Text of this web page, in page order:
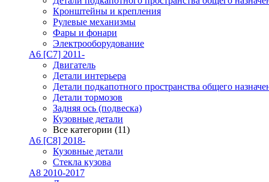
Кронштейны и крепления
Рулевые механизмы
Фары и фонари
Электрооборудование
A6 [C7] 2011-
Двигатель
Детали интерьера
Детали подкапотного пространства общего
Детали тормозов
Задняя ось (подвеска)
Кузовные детали
Все категории (11)
A6 [C8] 2018-
Кузовные детали
Стекла кузова
A8 2010-2017